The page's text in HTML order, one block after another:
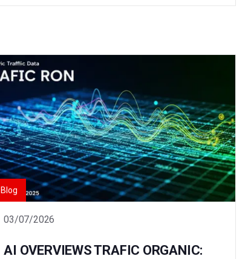
Blog
03/07/2026
AI OVERVIEWS TRAFIC ORGANIC: